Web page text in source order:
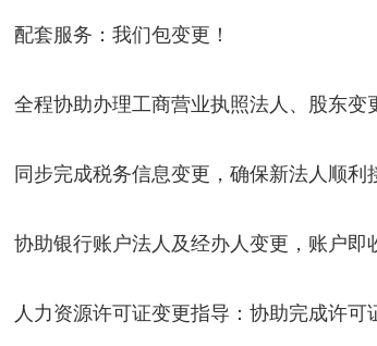
配套服务： 我们包变更！
全程协助办理工商营业执照法人、股东变
同步完成税务信息变更，确保新法人顺利
协助银行账户法人及经办人变更，账户即
人力资源许可证变更指导： 协助完成许可